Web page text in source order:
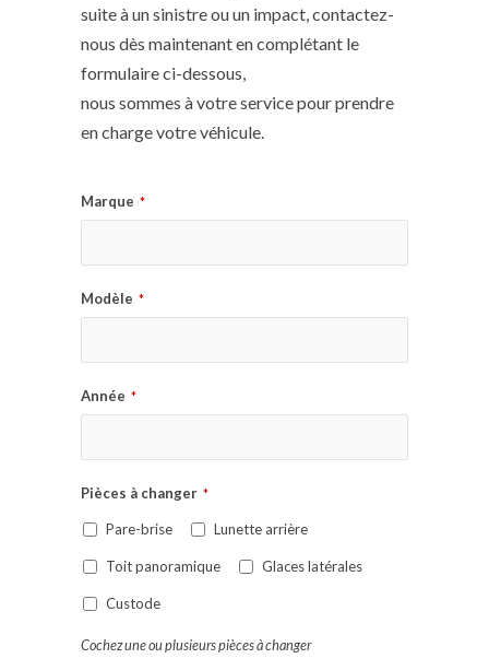
suite à un sinistre ou un impact, contactez-
nous dès maintenant en complétant le
formulaire ci-dessous,
nous sommes à votre service pour prendre
en charge votre véhicule.
Marque *
Modèle *
Année *
Pièces à changer *
Pare-brise Lunette arrière
Toit panoramique Glaces latérales
Custode
Cochez une ou plusieurs pièces à changer